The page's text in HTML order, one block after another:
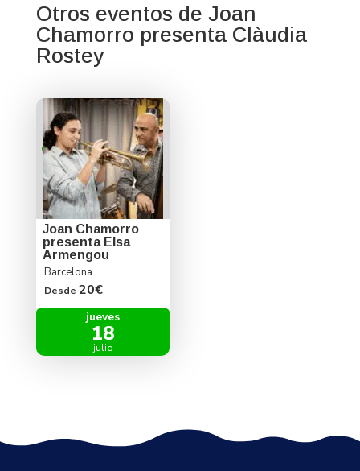
Otros eventos de Joan
Chamorro presenta Clàudia
Rostey
Joan Chamorro
presenta Elsa
Armengou
Barcelona
Desde 20€
jueves
18
julio